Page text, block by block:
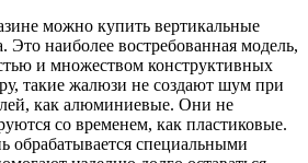
можно купить вертикальные
Это наиболее востребованная модель,
и множеством конструктивных
такие жалюзи не создают шум при
как алюминиевые. Они не
со временем, как пластиковые.
обрабатывается специальными